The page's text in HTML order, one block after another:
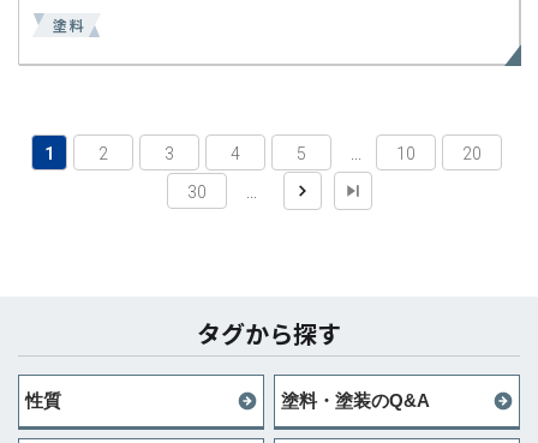
は、不燃でありながら断熱性や軽量化への改善であるため、
熱線を反射・屈折させ、さらに内部の空気層が熱の伝導を抑
制す […]
塗料
1 2 3 4 5 ... 10
20
30
...
タグから探す
性質 塗料・塗装のQ&A